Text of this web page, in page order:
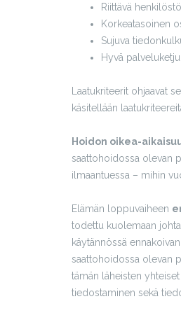
Riittävä
Korkeatasoinen
Sujuva
Hyvä
Laatukriteerit ohjaavat
käsitellään
Hoidon oikea-
saattohoidossa olevan
ilmaantuessa – mihin
Elämän loppuvaiheen
todettu kuolemaan
käytännössä
saattohoidossa olevan
tämän läheisten
tiedostaminen sekä